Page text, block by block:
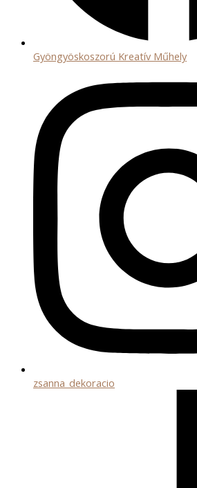
Gyöngyöskoszorú Kreatív Műhely
zsanna_dekoracio